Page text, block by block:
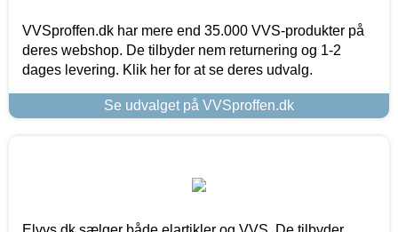
VVSproffen.dk har mere end 35.000 VVS-produkter på
deres webshop. De tilbyder nem returnering og 1-2
dages levering. Klik her for at se deres udvalg.
Se udvalget på VVSproffen.dk